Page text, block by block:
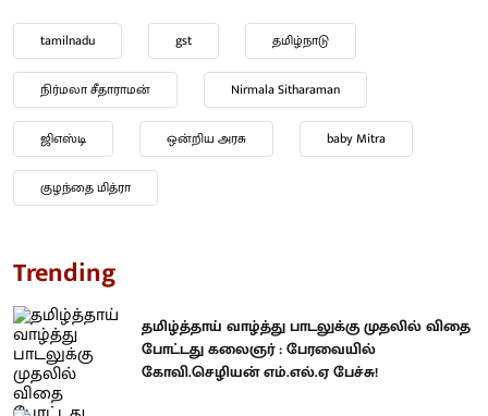
tamilnadu gst தமிழ்நாடு
நிர்மலா சீதாராமன் Nirmala Sitharaman
ஜிஎஸ்டி ஒன்றிய அரசு baby Mitra
குழந்தை மித்ரா
Trending
தமிழ்த்தாய் வாழ்த்து பாடலுக்கு முதலில் விதை
போட்டது கலைஞர் : பேரவையில்
கோவி.செழியன் எம்.எல்.ஏ பேச்சு!